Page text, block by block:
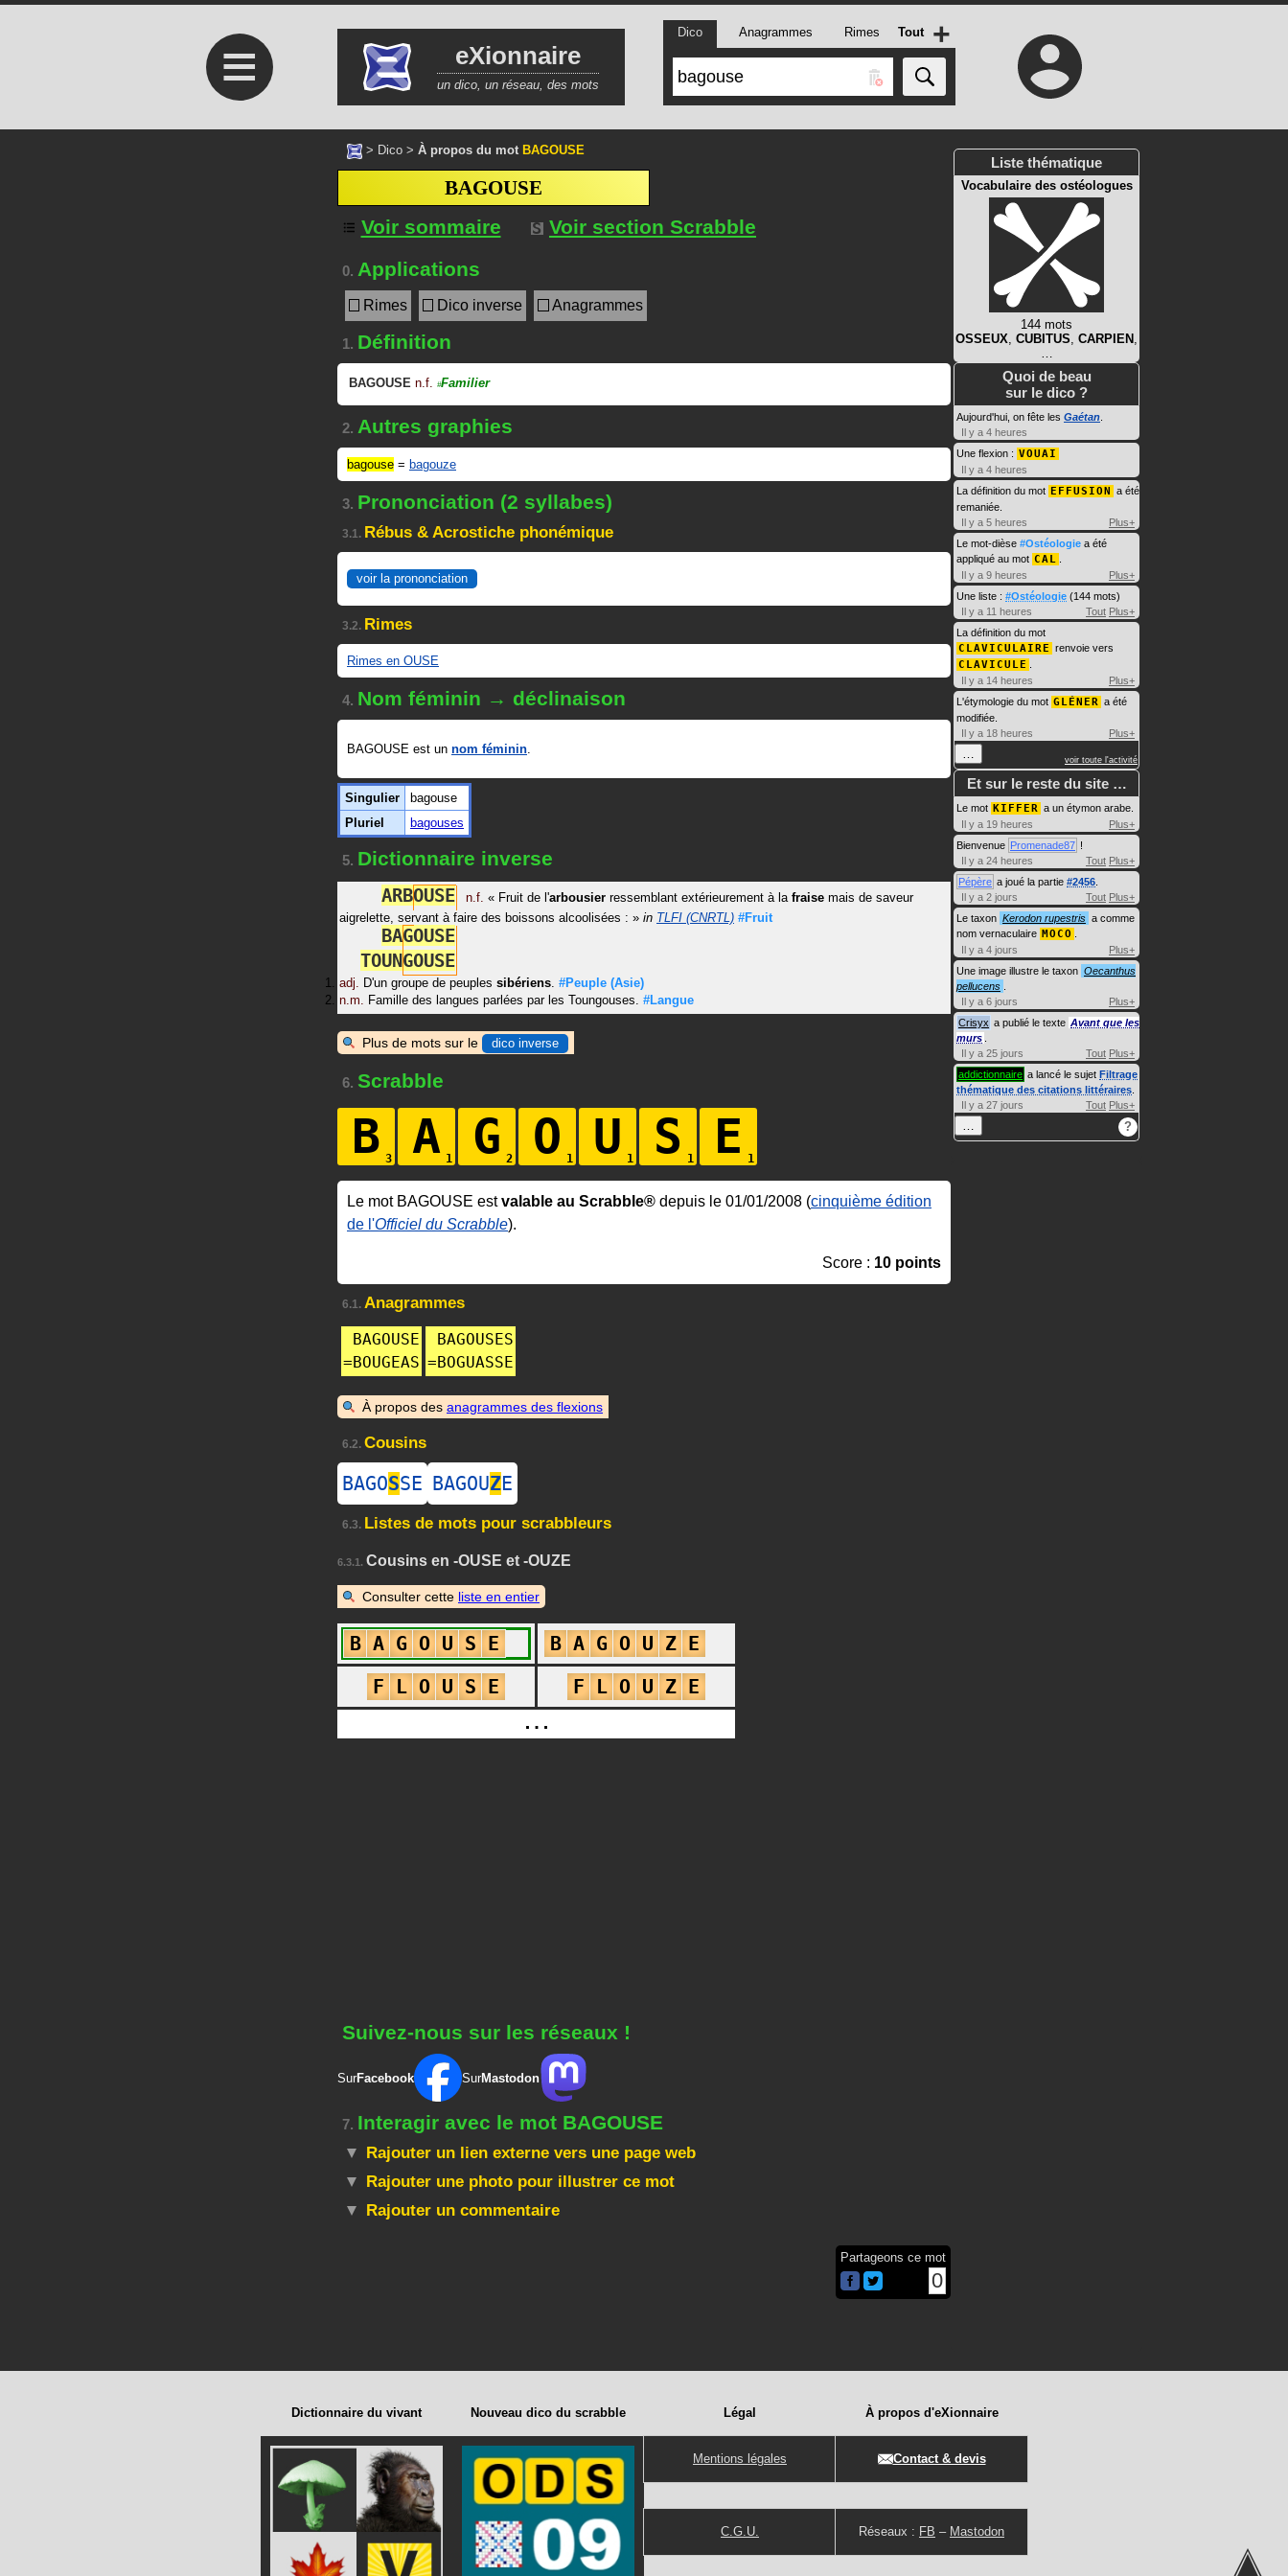
≡ eXionnaire
un dico, un réseau, des mots
Dico Anagrammes Rimes Tout +
> Dico > À propos du mot BAGOUSE
BAGOUSE
Voir sommaire
Voir section Scrabble
0. Applications
Rimes Dico inverse Anagrammes
1. Définition
BAGOUSE n.f. #Familier
2. Autres graphies
bagouse = bagouze
3. Prononciation (2 syllabes)
3.1. Rébus & Acrostiche phonémique
voir la prononciation
3.2. Rimes
Rimes en OUSE
4. Nom féminin → déclinaison
BAGOUSE est un nom féminin.
Singulier
bagouse
Pluriel
bagouses
5. Dictionnaire inverse
ARBOUSE n.f. « Fruit de l'arbousier ressemblant extérieurement à la fraise mais de saveur
aigrelette, servant à faire des boissons alcoolisées : » in TLFI (CNRTL) #Fruit
BAGOUSE
TOUNGOUSE
adj. D'un groupe de peuples sibériens. #Peuple (Asie)
n.m. Famille des langues parlées par les Toungouses. #Langue
Plus de mots sur le dico inverse
6. Scrabble
B A G O U S E
Le mot BAGOUSE estvalable au Scrabble® depuis le 01/01/2008 (cinquième édition
de l'Officiel du Scrabble).
Score : 10 points
6.1. Anagrammes
BAGOUSE
=BOUGEAS
BAGOUSES
=BOGUASSE
À propos des anagrammes des flexions
6.2. Cousins
BAGOSSE BAGOUZE
6.3. Listes de mots pour scrabbleurs
6.3.1. Cousins en -OUSE et -OUZE
Consulter cette liste en entier
B A G O U S E B A G O U Z E
F
L O U S E F L O U Z E
…
Suivez-nous sur les réseaux !
SurFacebook SurMastodon
7. Interagir avec le mot BAGOUSE
Rajouter un lien externe vers une page web
Rajouter une photo pour illustrer ce mot
Rajouter un commentaire
Partageons ce mot
0
Liste thématique
Vocabulaire des ostéologues
144 mots
OSSEUX, CUBITUS, CARPIEN ,
…
Quoi de beau
sur le dico ?
Aujourd'hui, on fête les Gaétan
Il y a 4 heures
Une flexion : VOUAI
Il y a 4 heures
La définition du mot EFFUSION a été
remaniée.
Il y a 5 heures
Plus+
Le mot-dièse #Ostéologie a été
appliqué au mot CAL
Il y a 9 heures
Plus+
Une liste : #Ostéologie (144 mots)
Il y a 11 heures
Tout Plus+
La définition du mot
CLAVICULAIRE renvoie vers
CLAVICULE
Il y a 14 heures
Plus+
L'étymologie du mot GLÉNER a été
modifiée.
Il y a 18 heures
Plus+
… voir toute l'activité
Et sur le reste du site …
Le mot KIFFER a un étymon arabe.
Il y a 19 heures
Plus+
Bienvenue Promenade87 !
Il y a 24 heures
Tout Plus+
Pépère a joué la partie #2456
Il y a 2 jours
Tout Plus+
Le taxon Kerodon rupestris a comme
nom vernaculaire MOCO
Il y a 4 jours
Plus+
Une image illustre le taxon Oecanthus
pellucens
Il y a 6 jours
Plus+
Crisyx a publié le texte Avant que les
murs
Il y a 25 jours
Tout Plus+
addictionnaire a lancé le sujet Filtrage
thématique des citations littéraires
Il y a 27 jours
Tout Plus+
… ?
Dictionnaire du vivant Nouveau dico du scrabble Légal
Mentions légales
C.G.U.
À propos d'eXionnaire
Contact & devis
Réseaux : FB – Mastodon